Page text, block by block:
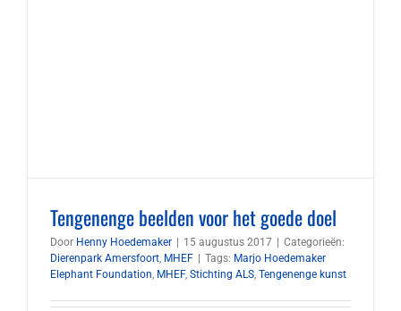
Tengenenge beelden voor het goede doel
Door Henny Hoedemaker 15 augustus 2017
Categorieën:
Dierenpark Amersfoort, MHEF Tags: Marjo Hoedemaker
Elephant Foundation, MHEF, Stichting ALS, Tengenenge kunst